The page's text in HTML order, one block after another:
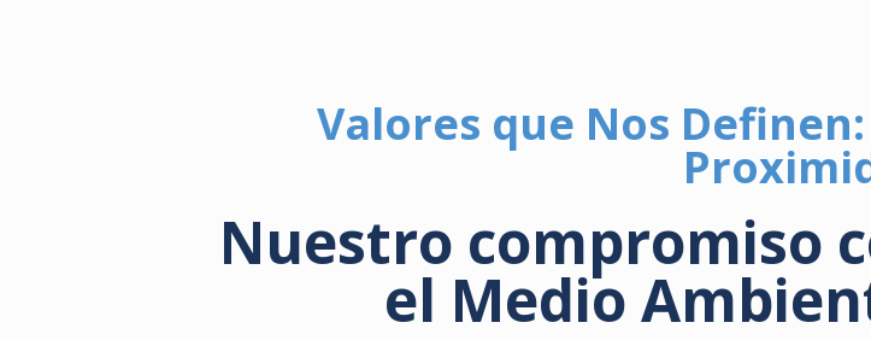
Valores que Nos
Nuestro compromiso
el Medio